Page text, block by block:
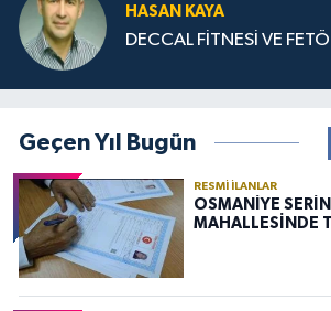
HASAN KAYA
DECCAL FİTNESİ VE
Geçen Yıl Bugün
RESMI İLANLAR
OSMANİYE
MAHALLESİNDE